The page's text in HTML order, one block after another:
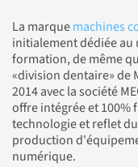
La marquemachines
initialement dédiée au
formation, de même
«division dentaire» de
2014 avec la société
offre intégrée et 100%
technologie et reflet
production
numérique.